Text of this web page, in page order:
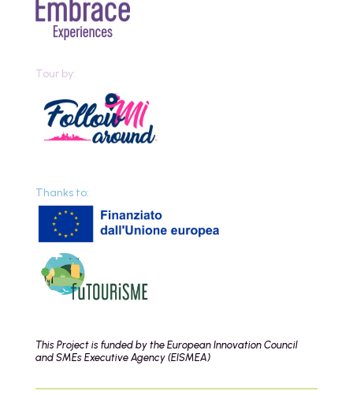
Tour by:
Thanks to:
This Project is funded by the European Innovation Council
and SMEs Executive Agency (EISMEA)